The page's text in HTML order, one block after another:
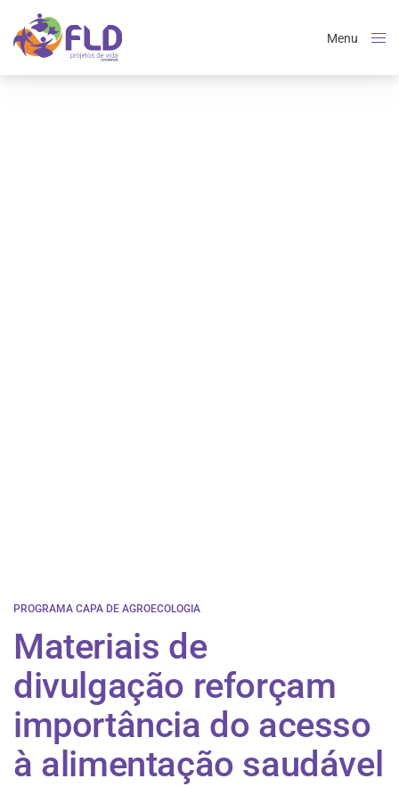
Menu
PROGRAMA CAPA DE AGROECOLOGIA
Materiais de
divulgação reforçam
importância do acesso
à alimentação saudável